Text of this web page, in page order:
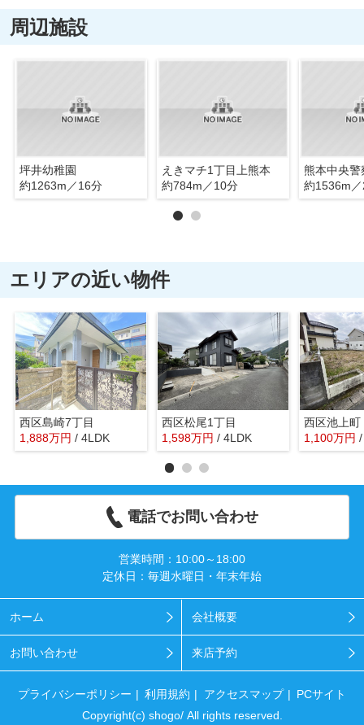
周辺施設
坪井幼稚園
約1263m／16分
えきマチ1丁目上熊本
約784m／10分
約1536m
エリアの近い物件
西区島崎7丁目
1,888万円 / 4LDK
西区松尾1丁目
1,598万円 / 4LDK
西区池上町
1,100万円
電話でお問い合わせ
営業時間：10:00～18:00
定休日：毎週水曜日・年末年始
ホーム 会社概要
お問い合わせ 来店予約
プライバシーポリシー 利用規約 アクセスマップ
PCサイト
Copyright(c) shogo/ All rights reserved.